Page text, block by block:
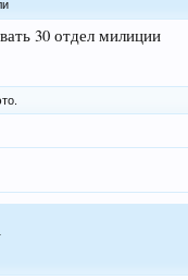
30 отдел милиции